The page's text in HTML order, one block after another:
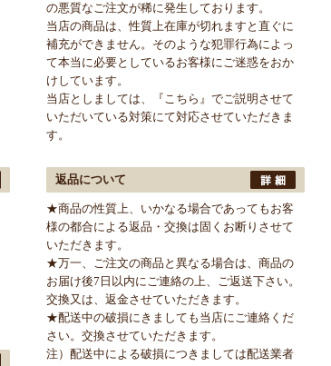
の悪質なご注文が稀に発生しております。
当店の商品は、性質上在庫が切れますと直ぐに
補充ができません。そのような犯罪行為によっ
て本当に必要としているお客様にご迷惑をおか
けしています。
当店としましては、
『こちら』 でご説明させて
いただいている対策にて対応させていただきま
す。
返品について
★商品の性質上、いかなる場合であってもお客
様の都合による返品・交換は固くお断りさせて
いただきます。
★万一、ご注文の商品と異なる場合は、商品の
お届け後7日以内にご連絡の上、ご返送下さい。
交換又は、返金させていただきます。
★配送中の破損にきましても当店にご連絡くだ
さい。交換させていただきます。
注）配送中による破損につきましては配送業者